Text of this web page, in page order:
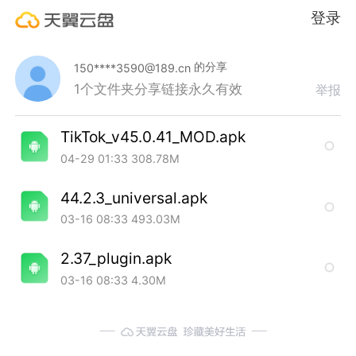
登录
150****3590@189.cn 的分享
1个文件夹分享链接永久有效 举报
TikTok_v45.0.41_MOD.apk
04-29 01:33 308.78M
44.2.3_universal.apk
03-16 08:33 493.03M
2.37_plugin.apk
03-16 08:33 4.30M